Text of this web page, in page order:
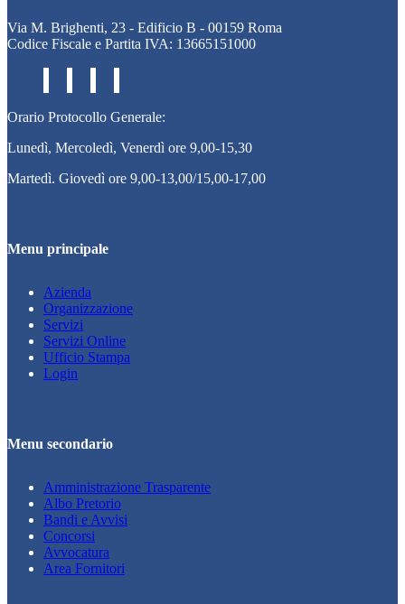
Via M. Brighenti, 23 - Edificio B - 00159 Roma
Codice Fiscale e Partita IVA: 13665151000
Orario Protocollo Generale:
Lunedì, Mercoledì, Venerdì ore 9,00-15,30
Martedì. Giovedì ore 9,00-13,00/15,00-17,00
Menu principale
Azienda
Organizzazione
Servizi
Servizi Online
Ufficio Stampa
Login
Menu secondario
Amministrazione Trasparente
Albo Pretorio
Bandi e Avvisi
Concorsi
Avvocatura
Area Fornitori